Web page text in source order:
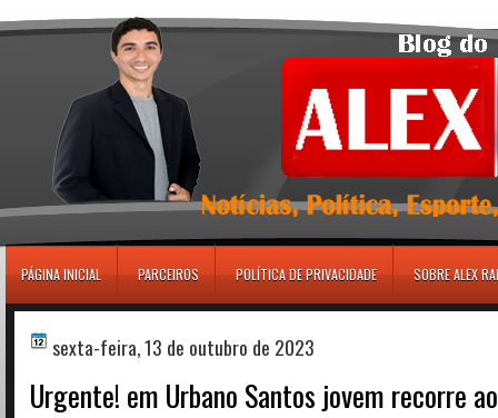
PÁGINA INICIAL PARCEIROS POLÍTICA DE PRIVACIDADE SOBRE ALEX
sexta-feira, 13 de outubro de 2023
Urgente! em Urbano Santos jovem recorre